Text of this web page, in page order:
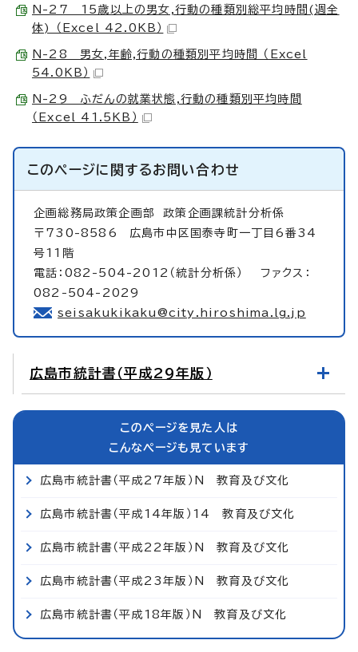
N-27 15歳以上の男女,行動の種類別総平均時間(週全
体) （Excel 42.0KB）
N-28 男女,年齢,行動の種類別平均時間 （Excel
54.0KB）
N-29 ふだんの就業状態,行動の種類別平均時間
（Excel 41.5KB）
このページに関するお問い合わせ
企画総務局政策企画部政策企画課統計分析係
〒730-8586 広島市中区国泰寺町一丁目6番34
号11階
電話：082-504-2012（統計分析係） ファクス：
082-504-2029
seisakukikaku@city.hiroshima.lg.jp
広島市統計書（平成29年版）
このページを見た人は
こんなページも見ています
広島市統計書（平成27年版）N 教育及び文化
広島市統計書（平成14年版）14 教育及び文化
広島市統計書（平成22年版）N 教育及び文化
広島市統計書（平成23年版）N 教育及び文化
広島市統計書（平成18年版）N 教育及び文化